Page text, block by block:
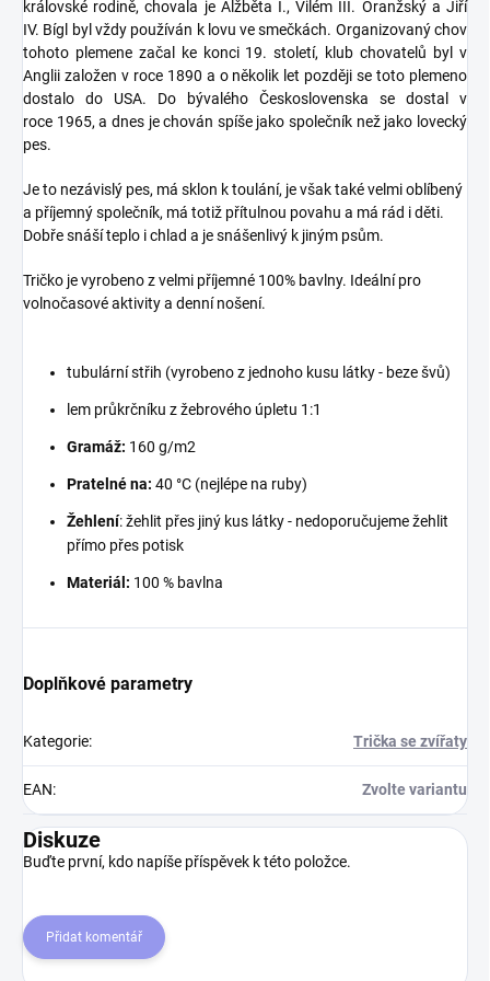
královské rodině, chovala je Alžběta I., Vilém III. Oranžský a Jiří
IV. Bígl byl vždy používán k lovu ve smečkách. Organizovaný chov
tohoto plemene začal ke konci 19. století, klub chovatelů byl v
Anglii založen v roce 1890 a o několik let později se toto plemeno
dostalo do USA. Do bývalého Československa se dostal v
roce 1965, a dnes je chován spíše jako společník než jako lovecký
pes.
Je to nezávislý pes, má sklon k toulání, je však také velmi oblíbený
a příjemný společník, má totiž přítulnou povahu a má rád i děti.
Dobře snáší teplo i chlad a je snášenlivý k jiným psům.
Tričko je vyrobeno z velmi příjemné 100% bavlny. Ideální pro
volnočasové aktivity a denní nošení.
tubulární střih (vyrobeno z jednoho kusu látky - beze švů)
lem průkrčníku z žebrového úpletu 1:1
Gramáž: 160 g/m2
Pratelné na: 40 °C (nejlépe na ruby)
Žehlení: žehlit přes jiný kus látky - nedoporučujeme žehlit
přímo přes potisk
Materiál: 100 % bavlna
Doplňkové parametry
Kategorie: Trička se zvířaty
EAN: Zvolte variantu
Diskuze
Buďte první, kdo napíše příspěvek k této položce.
Přidat komentář